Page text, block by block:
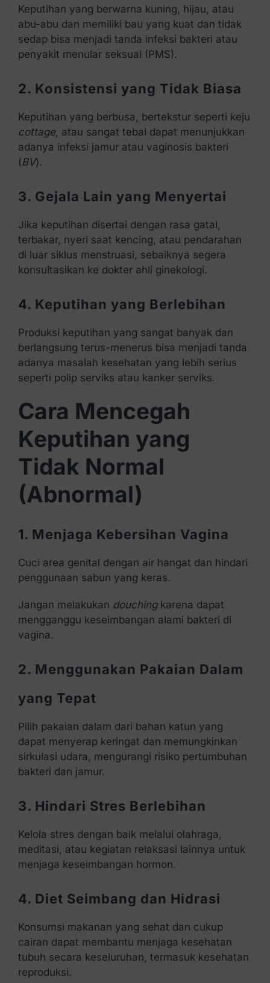
Keputihan yang berwarna kuning, hijau, atau
abu-abu dan memiliki bau yang kuat dan tidak
sedap bisa menjadi tanda infeksi bakteri atau
penyakit menular seksual (PMS).
2. Konsistensi yang Tidak Biasa
Keputihan yang berbusa, bertekstur seperti keju
cottage, atau sangat tebal dapat menunjukkan
adanya infeksi jamur atau vaginosis bakteri
(BV).
3. Gejala Lain yang Menyertai
Jika keputihan disertai dengan rasa gatal,
terbakar, nyeri saat kencing, atau pendarahan
di luar siklus menstruasi, sebaiknya segera
konsultasikan ke dokter ahli ginekologi.
4. Keputihan yang Berlebihan
Produksi keputihan yang sangat banyak dan
berlangsung terus-menerus bisa menjadi tanda
adanya masalah kesehatan yang lebih serius
seperti polip serviks atau kanker serviks.
Cara Mencegah
Keputihan yang
Tidak Normal
(Abnormal)
1. Menjaga Kebersihan Vagina
Cuci area genital dengan air hangat dan hindari
penggunaan sabun yang keras.
Jangan melakukan douchingkarena dapat
mengganggu keseimbangan alami bakteri di
vagina.
2. Menggunakan Pakaian Dalam
yang Tepat
Pilih pakaian dalam dari bahan katun yang
dapat menyerap keringat dan memungkinkan
sirkulasi udara, mengurangi risiko pertumbuhan
bakteri dan jamur.
3. Hindari Stres Berlebihan
Kelola stres dengan baik melalui olahraga,
meditasi, atau kegiatan relaksasi lainnya untuk
menjaga keseimbangan hormon.
4. Diet Seimbang dan Hidrasi
Konsumsi makanan yang sehat dan cukup
cairan dapat membantu menjaga kesehatan
tubuh secara keseluruhan, termasuk kesehatan
reproduksi.